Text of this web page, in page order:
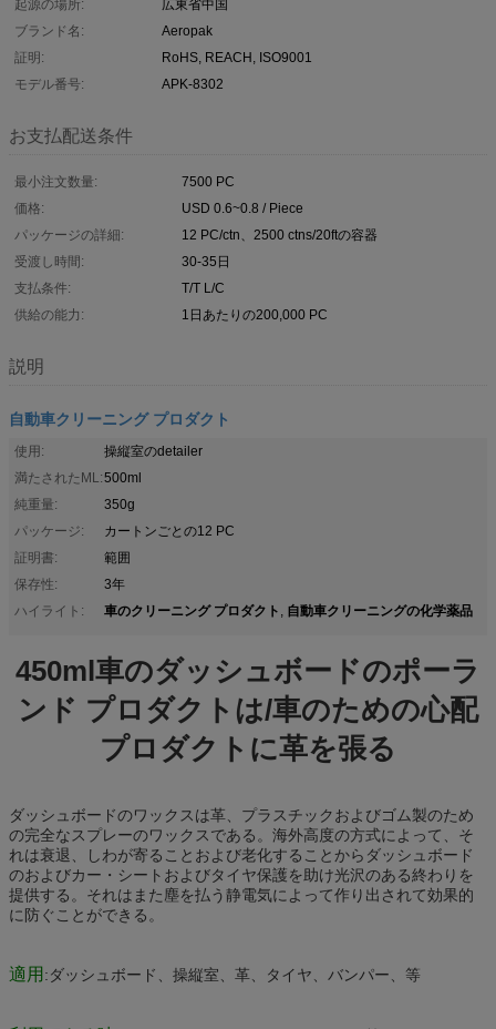
起源の場所:
広東省中国
ブランド名:
Aeropak
証明:
RoHS, REACH, ISO9001
モデル番号:
APK-8302
お支払配送条件
最小注文数量:
7500 PC
価格:
USD 0.6~0.8 / Piece
パッケージの詳細:
12 PC/ctn、2500 ctns/20ftの容器
受渡し時間:
30-35日
支払条件:
T/T L/C
供給の能力:
1日あたりの200,000 PC
説明
自動車クリーニング プロダクト
使用:
操縦室のdetailer
満たされたML:500ml
純重量:
350g
パッケージ:
カートンごとの12 PC
証明書:
範囲
保存性:
3年
ハイライト:
車のクリーニング プロダクト , 自動車クリーニングの化学薬品
450ml車のダッシュボードのポーラ
ンド プロダクトは/車のための心配
プロダクトに革を張る
ダッシュボードのワックスは革、プラスチックおよびゴム製のため
の完全なスプレーのワックスである。海外高度の方式によって、そ
れは衰退、しわが寄ることおよび老化することからダッシュボード
のおよびカー・シートおよびタイヤ保護を助け光沢のある終わりを
提供する。それはまた塵を払う静電気によって作り出されて効果的
に防ぐことができる。
適用 :ダッシュボード、操縦室、革、タイヤ、バンパー、等